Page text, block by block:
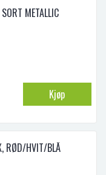
METALLIC
Kjøp
RØD/HVIT/BLÅ